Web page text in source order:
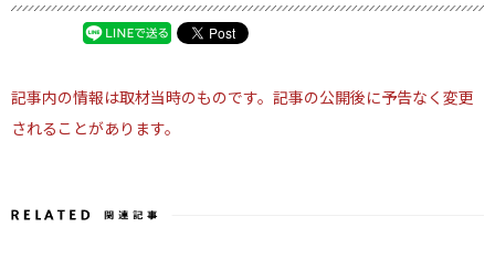
記事内の情報は取材当時のものです。記事の公開後に予告なく変更
されることがあります。